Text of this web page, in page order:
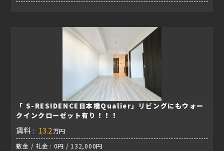
「 S-RESIDENCE日本橋Qualier」リビングにもウォー
クインクローゼット有り！！！
賃料 : 13.2万円
敷金 / 礼金 : 0円 / 132,000円